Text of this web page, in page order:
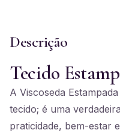
Descrição
Tecido
A Viscoseda
tecido; é uma
praticidade, bem-estar